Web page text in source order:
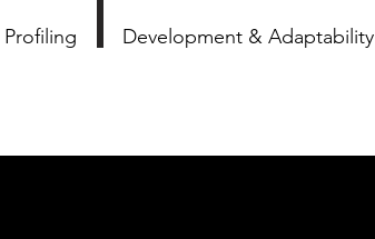
Profiling Development & Adaptability